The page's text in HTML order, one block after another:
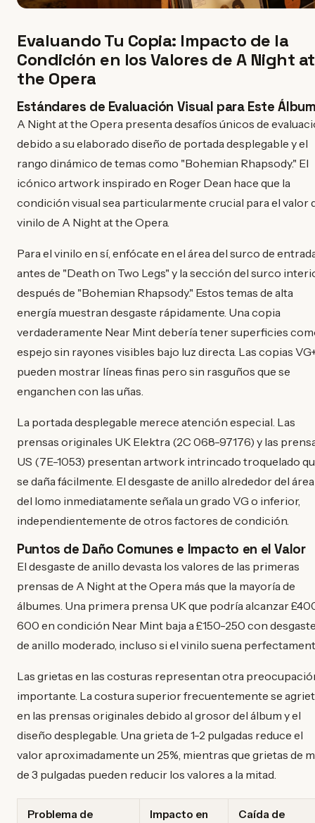
Evaluando Tu Copia: Impacto de la
Condición en los Valores de A Night at
the Opera
Estándares de Evaluación Visual para Este
A Night at the Opera presenta desafíos únicos de
debido a su elaborado diseño de portada desplegable y el
rango dinámico de temas como "Bohemian Rhapsody." El
icónico artwork inspirado en Roger Dean hace que la
condición visual sea particularmente crucial para el valor
vinilo de A Night at the Opera.
Para el vinilo en sí, enfócate en el área del surco de
antes de "Death on Two Legs" y la sección del surco
después de "Bohemian Rhapsody." Estos temas de alta
energía muestran desgaste rápidamente. Una copia
verdaderamente Near Mint debería tener superficies
espejo sin rayones visibles bajo luz directa. Las copias
pueden mostrar líneas finas pero sin rasguños que se
enganchen con las uñas.
La portada desplegable merece atención especial. Las
prensas originales UK Elektra (2C 068-97176) y las
US (7E-1053) presentan artwork intrincado troquelado
se daña fácilmente. El desgaste de anillo alrededor del área
del lomo inmediatamente señala un grado VG o inferior,
independientemente de otros factores de condición.
Puntos de Daño Comunes e Impacto en el Valor
El desgaste de anillo devasta los valores de las primeras
prensas de A Night at the Opera más que la mayoría de
álbumes. Una primera prensa UK que podría alcanzar
600 en condición Near Mint baja a £150-250 con
de anillo moderado, incluso si el vinilo suena
Las grietas en las costuras representan otra
importante. La costura superior frecuentemente se
en las prensas originales debido al grosor del álbum y el
diseño desplegable. Una grieta de 1-2 pulgadas reduce el
valor aproximadamente un 25%, mientras que grietas de
de 3 pulgadas pueden reducir los valores a la mitad.
Problema de
Impacto en
Caída de